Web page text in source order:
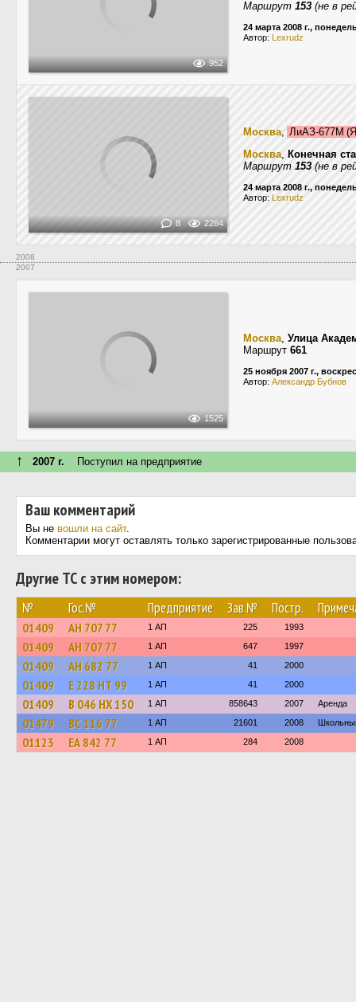
952
Маршрут 153 (не в
24 марта 2008 г.,
Автор: Lexrudz
8 2264
Москва, ЛиАЗ-677М
Москва, Конечная
Маршрут 153 (не в
24 марта 2008 г.,
Автор: Lexrudz
2008
2007
1525
Москва, Улица
Маршрут 661
25 ноября 2007 г.,
Автор: Александр Бубнов
↑ 2007 г. Поступил на предприятие
Ваш комментарий
Вы не вошли на сайт.
Комментарии могут оставлять только зарегистрированные
Другие ТС с этим номером:
№ Гос.№ Предприятие Зав.№ Постр.
01409 АН 707 77 1 АП 225 1993
01409 АН 707 77 1 АП 647 1997
01409 АН 682 77 1 АП 41 2000
01409 Е 228 НТ 99 1 АП 41 2000
01409 В 046 НХ 150 1 АП 858643 2007 Аренда
01479 ВС 116 77 1 АП 21601 2008
01123 ЕА 842 77 1 АП 284 2008